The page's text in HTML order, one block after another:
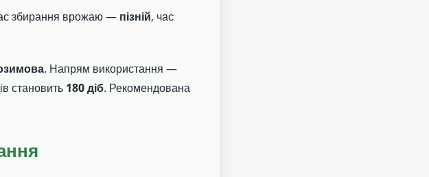
збирання врожаю — пізній, час
. Напрям використання —
становить 180 діб. Рекомендована